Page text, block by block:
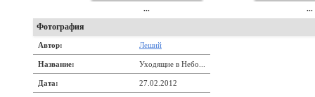
... ...
Фотография
Автор: Леший
Название: Уходящие в Небо...
Дата: 27.02.2012